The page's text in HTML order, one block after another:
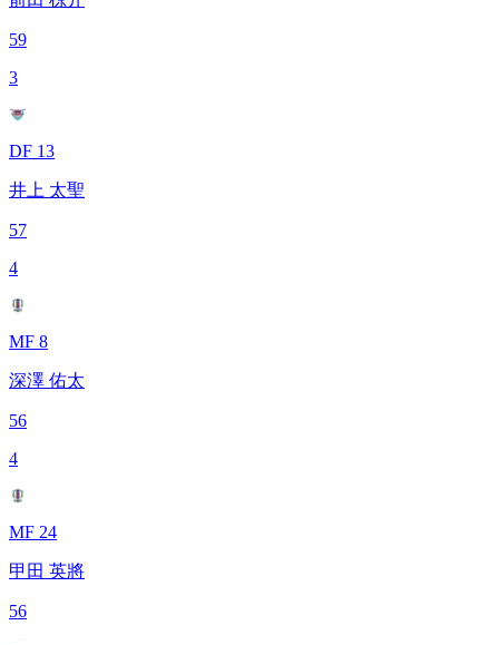
59
3
DF 13
井上 太聖
57
4
MF 8
深澤 佑太
56
4
MF 24
甲田 英將
56